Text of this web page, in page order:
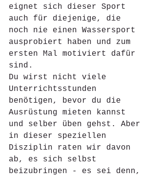
eignet sich dieser Sport
auch für diejenige, die
noch nie einen Wassersport
ausprobiert haben und zum
ersten Mal motiviert dafür
sind.
Du wirst nicht viele
Unterrichtsstunden
benötigen, bevor du die
Ausrüstung mieten kannst
und selber üben gehst. Aber
in dieser speziellen
Disziplin raten wir davon
ab, es sich selbst
beizubringen - es sei denn,